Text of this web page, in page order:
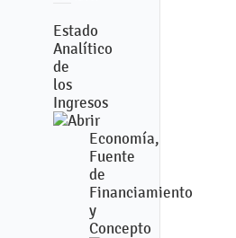
Estado
Analítico
de
los
Ingresos
Economía,
Fuente
de
Financiamiento
y
Concepto